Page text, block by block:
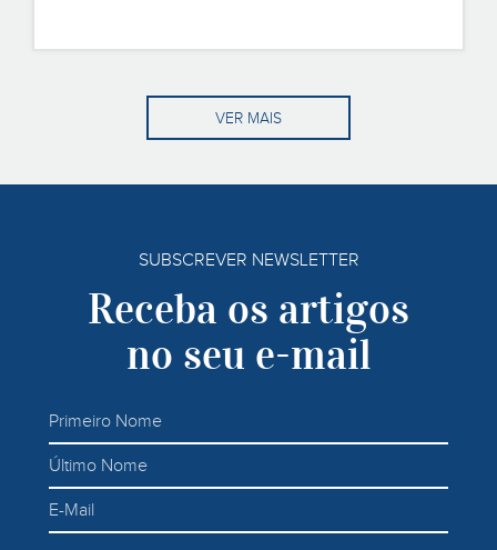
VER MAIS
SUBSCREVER NEWSLETTER
Receba os artigos
no seu e-mail